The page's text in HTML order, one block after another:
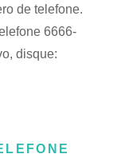
de telefone.
6666-
disque: